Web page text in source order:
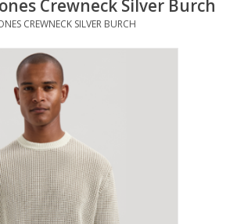
Crewneck Silver Burch
CREWNECK SILVER BURCH